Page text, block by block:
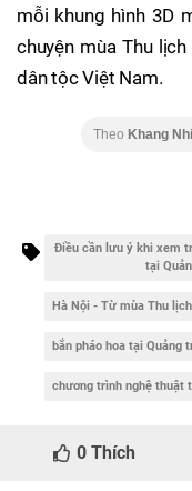
mỗi khung hình 3D
chuyện mùa Thu
dân tộc Việt Nam.
Theo Khang
Điều cần lưu ý khi xem
tại
Hà Nội - Từ mùa Thu
bắn pháo hoa tại Quảng
chương trình nghệ thuật
0 Thích